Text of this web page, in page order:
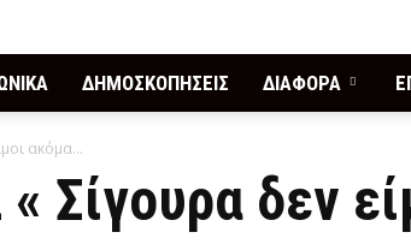
ΔΗΜΟΣΚΟΠΗΣΕΙΣ ΔΙΑΦΟΡΑ
ακόμα...
Σίγουρα δεν